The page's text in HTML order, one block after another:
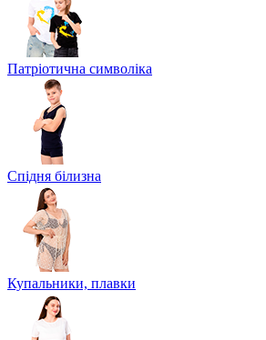
Патріотична символіка
Спідня білизна
Купальники, плавки